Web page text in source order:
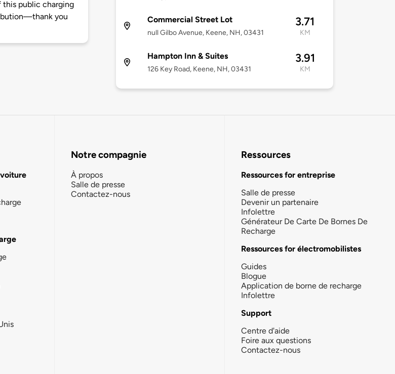
this public charging
you
Commercial Street Lot
null Gilbo Avenue, Keene, NH, 03431
3.71
KM
Hampton Inn & Suites
126 Key Road, Keene, NH, 03431
3.91
KM
Notre compagnie
À propos
Salle de presse
Contactez-nous
Ressources
Ressources for entreprise
Salle de presse
Devenir un partenaire
Infolettre
Générateur De Carte De Bornes De
Recharge
Ressources for électromobilistes
Guides
Blogue
Application de borne de recharge
Infolettre
Support
Centre d'aide
Foire aux questions
Contactez-nous